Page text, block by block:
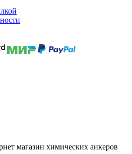
магазин химических анкеров